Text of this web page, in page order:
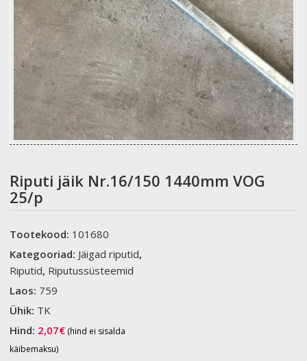
Riputi jäik Nr.16/150 1440mm VOG
25/p
Tootekood: 101680
Kategooriad: Jäigad riputid,
Riputid, Riputussüsteemid
Laos: 759
Ühik: TK
Hind: 2,07€ (hind ei sisalda
käibemaksu)